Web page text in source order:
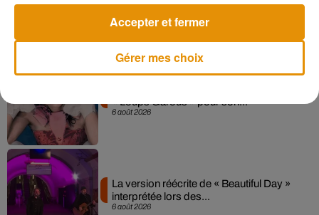
7 août 2026
collaboration tant attendue
6 août 2026
« Loups Garous » pour son...
6 août 2026
La version réécrite de « Beautiful Day »
interprétée lors des...
Gérer mes choix
Accepter et fermer